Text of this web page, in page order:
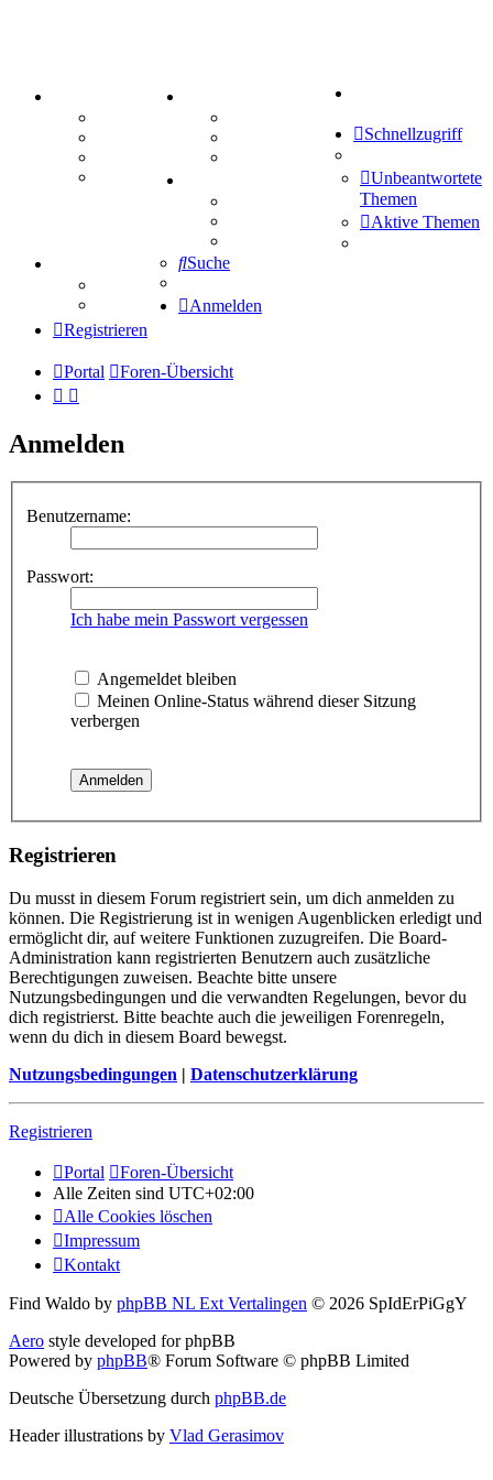
Mastodon
Treffenübersicht
Zitatesammlung
Schiffe versenken
Tipprunde
Comunio
Schnellzugriff
Unbeantwortete
Themen
Aktive Themen
Suche
Anmelden
Registrieren
Portal Foren-Übersicht
Anmelden
Benutzername:
Passwort:
Ich habe mein Passwort vergessen
Angemeldet bleiben
Meinen Online-Status während dieser Sitzung
verbergen
Registrieren
Du musst in diesem Forum registriert sein, um dich anmelden zu
können. Die Registrierung ist in wenigen Augenblicken erledigt und
ermöglicht dir, auf weitere Funktionen zuzugreifen. Die Board-
Administration kann registrierten Benutzern auch zusätzliche
Berechtigungen zuweisen. Beachte bitte unsere
Nutzungsbedingungen und die verwandten Regelungen, bevor du
dich registrierst. Bitte beachte auch die jeweiligen Forenregeln,
wenn du dich in diesem Board bewegst.
Nutzungsbedingungen | Datenschutzerklärung
Registrieren
Portal
Foren-Übersicht
Alle Zeiten sind UTC+02:00
Alle Cookies löschen
Impressum
Kontakt
Find Waldo by phpBB NL Ext Vertalingen © 2026 SpIdErPiGgY
Aero style developed for phpBB
Powered by phpBB® Forum Software © phpBB Limited
Deutsche Übersetzung durch phpBB.de
Header illustrations by Vlad Gerasimov